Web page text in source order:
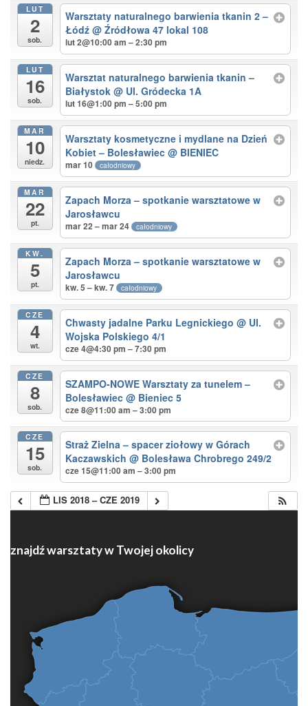
LUT
2
sob.
Warsztaty naturalnego barwienia tkanin 2 –
Łódź@ Źródłowa 47 lokal 108
lut 2@10:00 am – 2:30 pm
LUT
16
sob.
Warsztat naturalnego barwienia tkanin –
Białystok@ Ul. Gródecka 1A
lut 16@1:00 pm – 5:00 pm
MAR
10
niedz.
Warsztaty kosmetyczne i mydlane na Dzień
Kobiet – Bolesławiec@ BIENIEC
mar 10 całodniowy
MAR
22
pt.
Zapach Morza – spotkanie warsztatowe w
Jarosławcu
mar 22 – mar 24 całodniowy
KW.
5
pt.
Zapach Morza – spotkanie warsztatowe w
Jarosławcu
kw. 5 – kw. 7 całodniowy
CZE
4
wt.
Chwasty jadalne Parku Legnickiego@ Ul.
Wojska Polskiego 4/1
cze 4@4:30 pm – 7:30 pm
CZE
8
sob.
SZAMPO-NOWE Warsztaty za tunelem –
Bolesławiec@ Bieniec 5
cze 8@11:00 am – 3:00 pm
CZE
15
sob.
Straż Zielna – spacer ziołowy w Górach
Kaczawskich@ Bolesława Chrobrego 249/2
cze 15@11:00 am – 3:00 pm
LIS 2018 – CZE 2019
znajdź warsztaty w Twojej okolicy